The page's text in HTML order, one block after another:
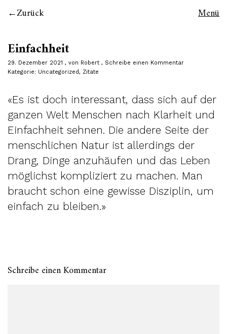
Zurück Menü
Einfachheit
29. Dezember 2021 von Robert
Schreibe einen Kommentar
Kategorie: Uncategorized, Zitate
«Es ist doch interessant, dass sich auf der
ganzen Welt Menschen nach Klarheit und
Einfachheit sehnen. Die andere Seite der
menschlichen Natur ist allerdings der
Drang, Dinge anzuhäufen und das Leben
möglichst kompliziert zu machen. Man
braucht schon eine gewisse Disziplin, um
einfach zu bleiben.»
Schreibe einen Kommentar